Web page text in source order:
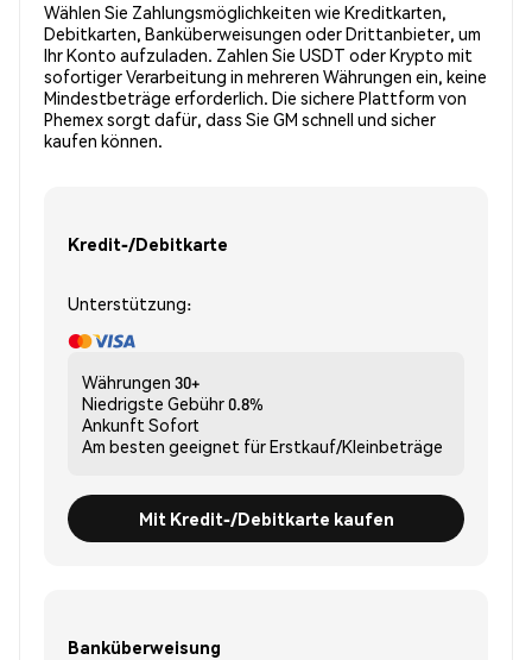
Wählen Sie Zahlungsmöglichkeiten wie Kreditkarten,
Debitkarten, Banküberweisungen oder Drittanbieter, um
Ihr Konto aufzuladen. Zahlen Sie USDT oder Krypto mit
sofortiger Verarbeitung in mehreren Währungen ein, keine
Mindestbeträge erforderlich. Die sichere Plattform von
Phemex sorgt dafür, dass Sie GM schnell und sicher
kaufen können.
Kredit-/Debitkarte
Unterstützung:
Währungen 30+
Niedrigste Gebühr0.8%
Ankunft Sofort
Am besten geeignet fürErstkauf/Kleinbeträge
Mit Kredit-/Debitkarte kaufen
Banküberweisung